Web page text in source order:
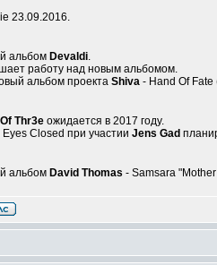
23.09.2016.
альбом Devaldi.
работу над новым альбомом.
альбом проекта Shiva - Hand Of
Thr3e ожидается в 2017 году.
Eyes Closed при участии Jens Gad
альбом David Thomas - Samsara